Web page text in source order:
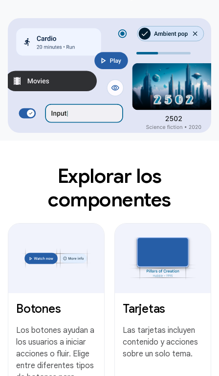
Explorar los
componentes
Botones
Los botones ayudan a
los usuarios a iniciar
acciones o fluir. Elige
entre diferentes tipos
Tarjetas
Las tarjetas incluyen
contenido y acciones
sobre un solo tema.